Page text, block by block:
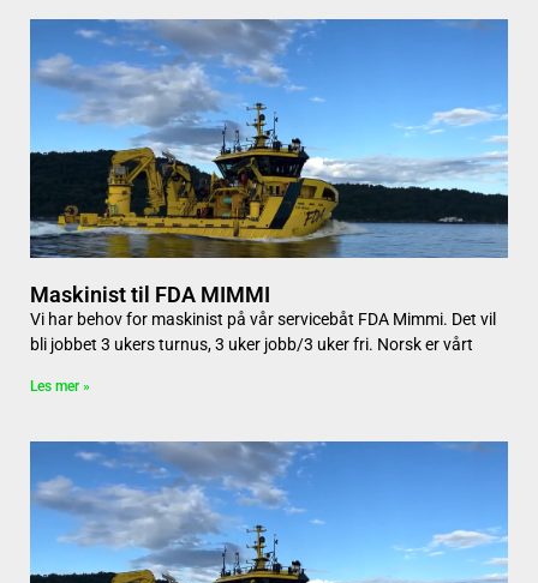
Maskinist til FDA MIMMI
Vi har behov for maskinist på vår servicebåt FDA Mimmi. Det vil
bli jobbet 3 ukers turnus, 3 uker jobb/3 uker fri. Norsk er vårt
Les mer »